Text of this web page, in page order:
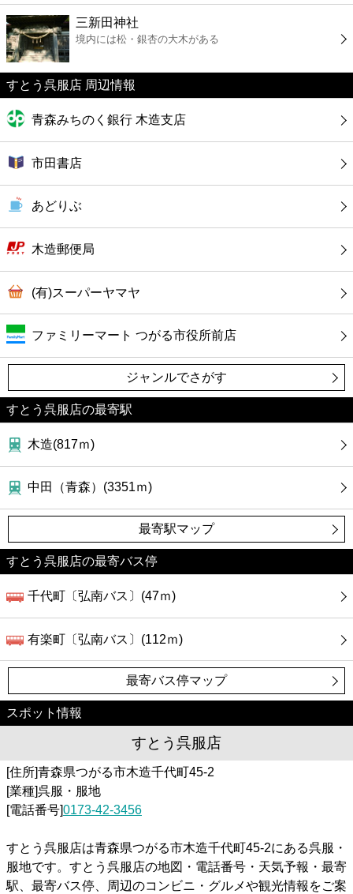
レジャー
書店
ファミレス
ホテル
三新田神社
境内には松・銀杏の大木がある
すとう呉服店 周辺情報
青森みちのく銀行 木造支店
市田書店
あどりぶ
木造郵便局
(有)スーパーヤマヤ
ファミリーマート つがる市役所前店
ジャンルでさがす
すとう呉服店の最寄駅
木造(817ｍ)
中田（青森）(3351ｍ)
最寄駅マップ
すとう呉服店の最寄バス停
千代町〔弘南バス〕(47ｍ)
有楽町〔弘南バス〕(112ｍ)
最寄バス停マップ
スポット情報
すとう呉服店
[住所]青森県つがる市木造千代町45-2
[業種]呉服・服地
[電話番号]0173-42-3456
すとう呉服店は青森県つがる市木造千代町45-2にある呉服・
服地です。すとう呉服店の地図・電話番号・天気予報・最寄
駅、最寄バス停、周辺のコンビニ・グルメや観光情報をご案